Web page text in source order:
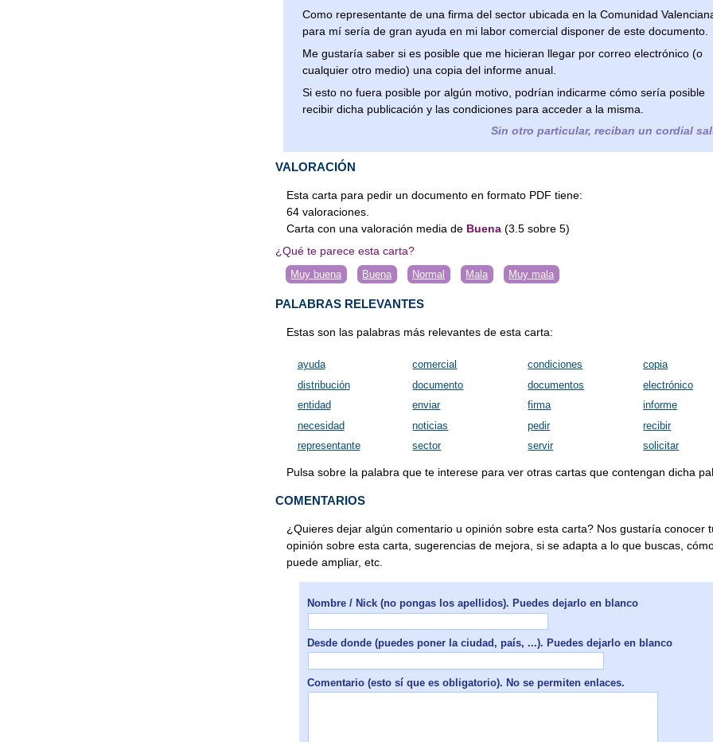
Como representante de una firma del sector ubicada en la Comunidad
para mí sería de gran ayuda en mi labor comercial disponer de este documento.
Me gustaría saber si es posible que me hicieran llegar por correo electrónico (o
cualquier otro medio) una copia del informe anual.
Si esto no fuera posible por algún motivo, podrían indicarme cómo sería posible
recibir dicha publicación y las condiciones para acceder a la misma.
Sin otro particular, reciban un cordial
VALORACIÓN
Esta carta para pedir un documento en formato PDF tiene:
64valoraciones.
Carta con una valoración media de Buena(3.5sobre 5)
¿Qué te parece esta carta?
Muy buena Buena Normal Mala Muy mala
PALABRAS RELEVANTES
Estas son las palabras más relevantes de esta carta:
ayuda comercial condiciones
copia
distribución
documento documentos
electrónico
entidad
enviar firma
informe
necesidad
noticias pedir
recibir
representante
sector servir solicitar
Pulsa sobre la palabra que te interese para ver otras cartas que contengan dicha
COMENTARIOS
¿Quieres dejar algún comentario u opinión sobre esta carta? Nos gustaría conocer
opinión sobre esta carta, sugerencias de mejora, si se adapta a lo que buscas,
puede ampliar, etc.
Nombre / Nick (no pongas los apellidos). Puedes dejarlo en blanco
Desde donde (puedes poner la ciudad, país, ...). Puedes dejarlo en blanco
Comentario (esto sí que es obligatorio). No se permiten enlaces.